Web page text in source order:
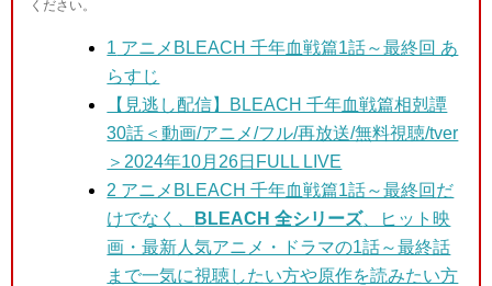
ください。
1 アニメBLEACH 千年血戦篇1話～最終回 あ
らすじ
【見逃し配信】BLEACH 千年血戦篇相剋譚
30話＜動画/アニメ/フル/再放送/無料視聴/tver
＞2024年10月26日FULL LIVE
2 アニメBLEACH 千年血戦篇1話～最終回 だ
けでなく、
BLEACH 全シリーズ、ヒット映
画・最新人気アニメ・ドラマの1話～最終話
まで一気に視聴したい方や原作を読みたい方